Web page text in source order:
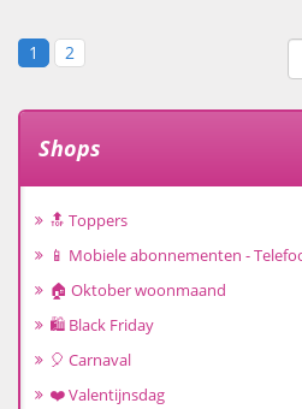
1 2
Shops
🔝 Toppers
📱 Mobiele abonnementen -
🏠 Oktober woonmaand
🛍️ Black Friday
🎈 Carnaval
❤️ Valentijnsdag